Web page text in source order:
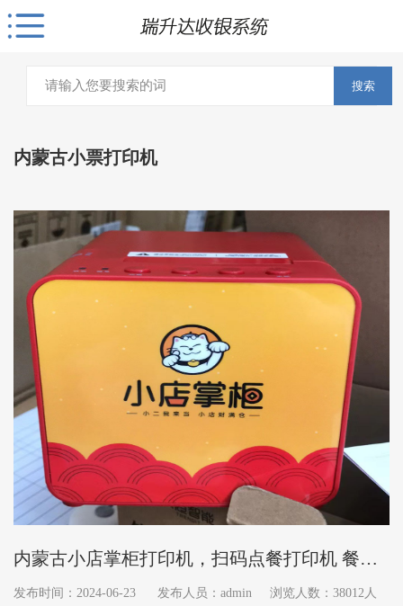
搜索
内蒙古小票打印机
内蒙古小店掌柜打印机，扫码点餐打印机 餐饮
收银机
发布时间：2024-06-23 发布人员：admin 浏览人数：38012人